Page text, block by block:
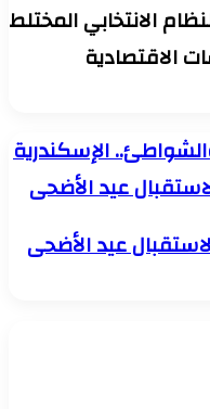
الانتخابي المختلط
الاقتصادية
الإسكندرية
عيد الأضحى
عيد الأضحى